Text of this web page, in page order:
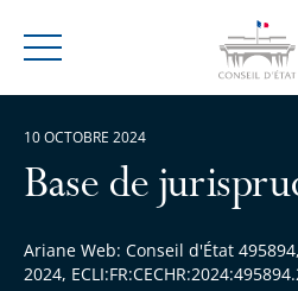
Menu
Base de
Ariane Web: Conseil d'État
2024,
10 OCTOBRE 2024